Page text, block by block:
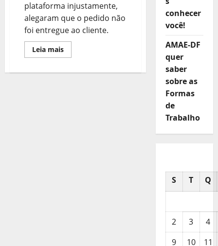
aumentando
plataforma injustamente,
alegaram que o pedido não
foi entregue ao cliente.
Leia maisRead
more
conhecer
você!
AMAE-DF
quer
saber
sobre as
Formas
de
Trabalho
S T Q
2 3
4
9
10
11